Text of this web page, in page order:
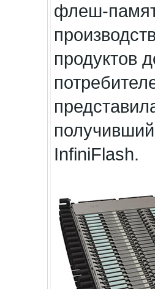
флеш-
продуктов
InfiniFlash.